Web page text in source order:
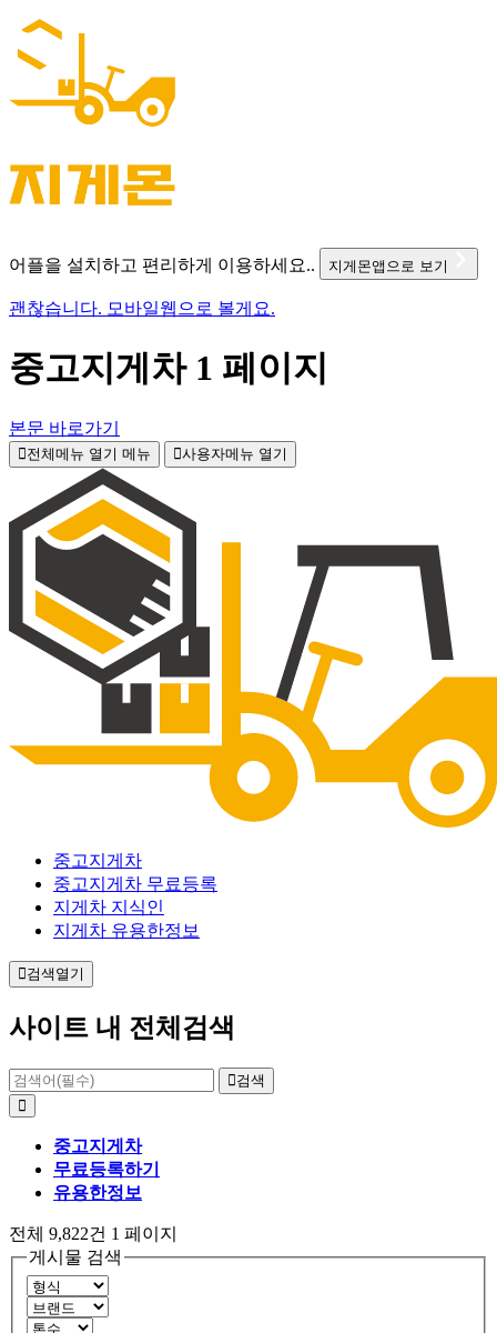
어플을 설치하고 편리하게 이용하세요.. 지게몬앱으로 보기
괜찮습니다. 모바일웹으로 볼게요.
중고지게차 1 페이지
본문 바로가기
전체메뉴 열기 메뉴 사용자메뉴 열기
중고지게차
중고지게차 무료등록
지게차 지식인
지게차 유용한정보
검색열기
사이트 내 전체검색
검색
중고지게차
무료등록하기
유용한정보
전체 9,822건 1 페이지
게시물 검색